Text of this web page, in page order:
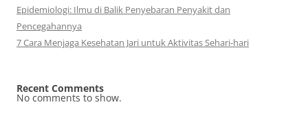
Epidemiologi: Ilmu di Balik Penyebaran Penyakit dan
Pencegahannya
7 Cara Menjaga Kesehatan Jari untuk Aktivitas Sehari-hari
Recent Comments
No comments to show.